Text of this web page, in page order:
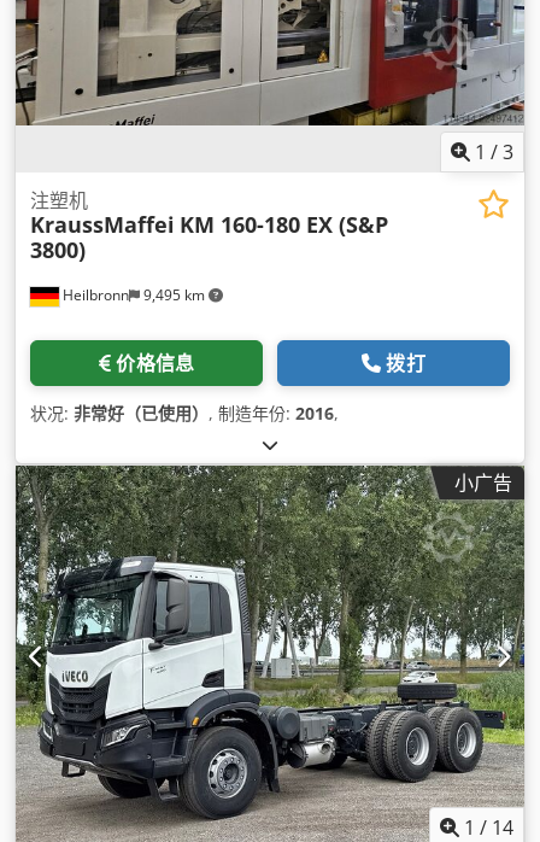
1 /3
Heilbronn 9,495 km
注塑机
KraussMaffei KM 160-180 EX (S&P
3800)
价格信息 拨打
状况: 非常好（已使用） , 制造年份: 2016,
小广告
1 / 14